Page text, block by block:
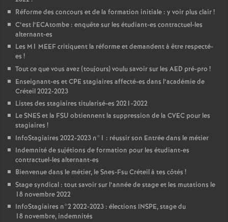
Réforme des concours et de la formation initiale : y voir plus clair!
C’est l’ECAtombe : enquête sur les étudiant-es contractuel-les
alternant-es
Les M1 MEEFcritiquent la réforme et demandent à être respecté-
es !
Tout ce que vous avez (toujours) voulu savoir sur les AED pré-pro !
Enseignant-es etCPE stagiaires affecté-es dans l’académie de
Créteil 2022-2023
Listes des stagiaires titularisé-es 2021-2022
LeSNESet la FSU obtiennent la suppression de la CVEC pour les
stagiaires !
InfoStagiaires 2022-2023 n°1 : réussir son Entrée dans le métier
Indemnité de sujétions de formation pour les étudiant-es
contractuel-les alternant-es
Bienvenue dans le métier, le Snes-Fsu Créteil à tes côtés !
Stage syndical : tout savoir sur l’année de stage et les mutations le
18 novembre 2022
InfoStagiaires n°2 2022-2023 : élections INSPE, stage du
18 novembre, indemnités